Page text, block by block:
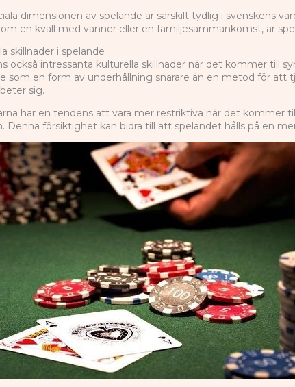
dimensionen av spelande är särskilt tydlig i svenskens
en kväll med vänner eller en familjesammankomst, är
skillnader i spelande
också intressanta kulturella skillnader när det kommer till
som en form av underhållning snarare än en metod för
sig.
har en tendens att vara mer restriktiva när det kommer
Denna försiktighet kan bidra till att spelandet hålls på en